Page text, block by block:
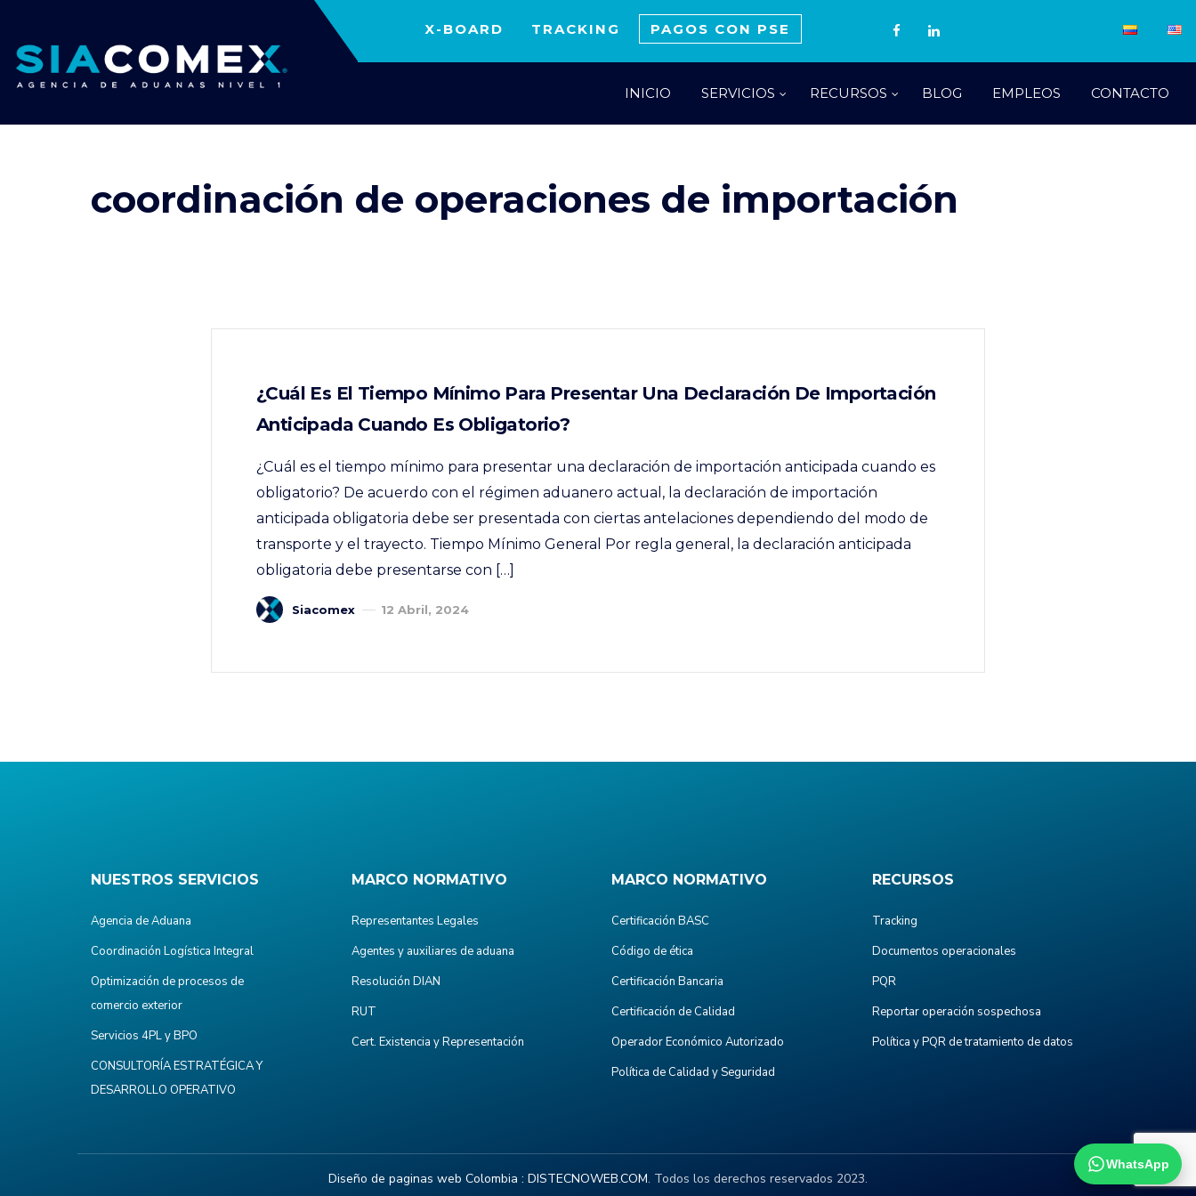
X-BOARD TRACKING PAGOS CON PSE
INICIO SERVICIOS RECURSOS BLOG EMPLEOS CONTACTO
coordinación de operaciones de importación
¿Cuál Es El Tiempo Mínimo Para Presentar Una Declaración De Importación
Anticipada Cuando Es Obligatorio?
¿Cuál es el tiempo mínimo para presentar una declaración de importación anticipada cuando es
obligatorio? De acuerdo con el régimen aduanero actual, la declaración de importación
anticipada obligatoria debe ser presentada con ciertas antelaciones dependiendo del modo de
transporte y el trayecto. Tiempo Mínimo General Por regla general, la declaración anticipada
obligatoria debe presentarse con […]
Siacomex 12 Abril, 2024
NUESTROS SERVICIOS
Agencia de Aduana
Coordinación Logística Integral
Optimización de procesos de
comercio exterior
Servicios 4PL y BPO
CONSULTORÍA ESTRATÉGICA Y
DESARROLLO OPERATIVO
MARCO NORMATIVO
Representantes Legales
Agentes y auxiliares de aduana
Resolución DIAN
RUT
Cert. Existencia y Representación
MARCO NORMATIVO
Certificación BASC
Código de ética
Certificación Bancaria
Certificación de Calidad
Operador Económico Autorizado
Política de Calidad y Seguridad
RECURSOS
Tracking
Documentos operacionales
PQR
Reportar operación sospechosa
Política y PQR de tratamiento de datos
Diseño de paginas web Colombia : DISTECNOWEB.COM. Todos los derechos reservados 2023.
WhatsApp